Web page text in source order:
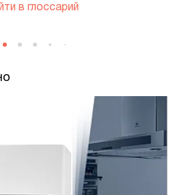
в глоссарий